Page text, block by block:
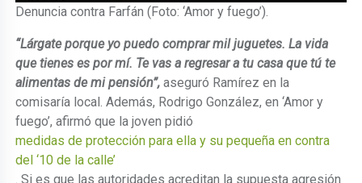
Denuncia contra Farfán (Foto: ‘Amor y fuego’).
“Lárgate porque yo puedo comprar mil juguetes. La vida
que tienes es por mí. Te vas a regresar a tu casa que tú te
alimentas de mi pensión”, aseguró Ramírez en la
comisaría local. Además, Rodrigo González, en ‘Amor y
fuego’, afirmó que la joven pidió
medidas de protección para ella y su pequeña en contra
del ‘10 de la calle’
. Si es que las autoridades acreditan la supuesta agresión